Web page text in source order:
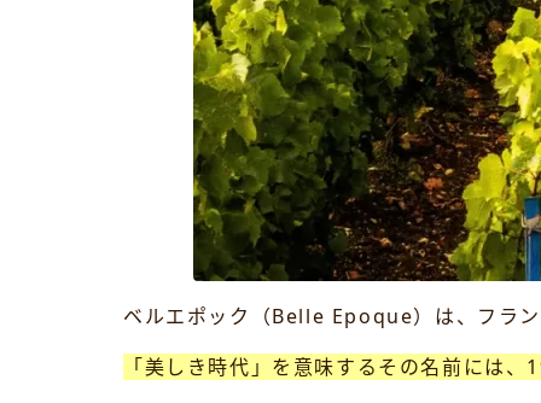
ベルエポック（Belle Epoque）は、フラン
「美しき時代」を意味するその名前には